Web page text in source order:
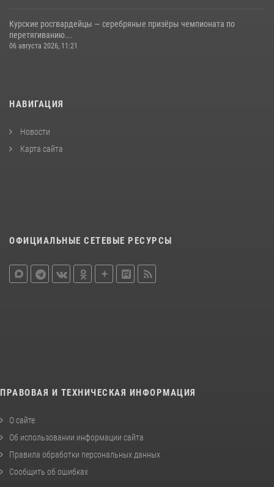
Курские росгвардейцы — серебряные призёры чемпионата по
перетягиванию...
06 августа 2026, 11:21
НАВИГАЦИЯ
Новости
Карта сайта
ОФИЦИАЛЬНЫЕ СЕТЕВЫЕ РЕСУРСЫ
ПРАВОВАЯ И ТЕХНИЧЕСКАЯ ИНФОРМАЦИЯ
О сайте
Об использовании информации сайта
Правила обработки персональных данных
Сообщить об ошибках